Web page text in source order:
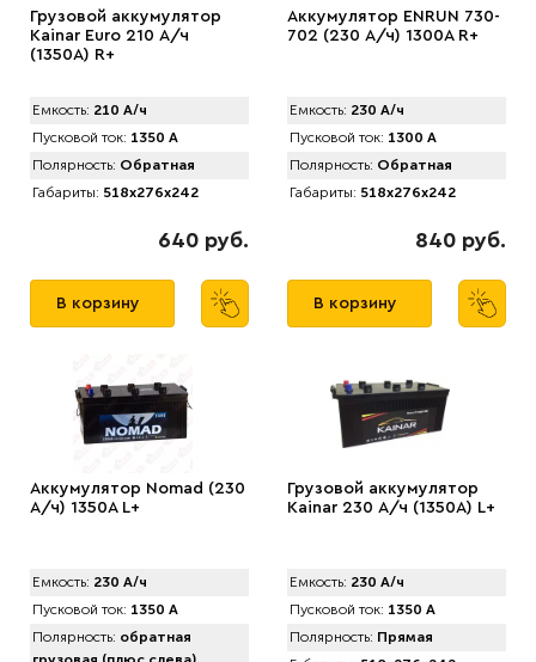
Грузовой аккумулятор
Kainar Euro 210 А/ч
(1350A) R+
Емкость: 210 А/ч
Пусковой ток: 1350 А
Полярность: Обратная
Габариты: 518x276x242
640 руб.
В корзину
Аккумулятор ENRUN 730-
702 (230 А/ч) 1300A R+
Емкость: 230 А/ч
Пусковой ток: 1300 А
Полярность: Обратная
Габариты: 518x276x242
840 руб.
В корзину
Аккумулятор Nomad (230
А/ч) 1350A L+
Емкость: 230 А/ч
Пусковой ток: 1350 А
Полярность: обратная
Грузовой аккумулятор
Kainar 230 А/ч (1350A) L+
Емкость: 230 А/ч
Пусковой ток: 1350 А
Полярность: Прямая